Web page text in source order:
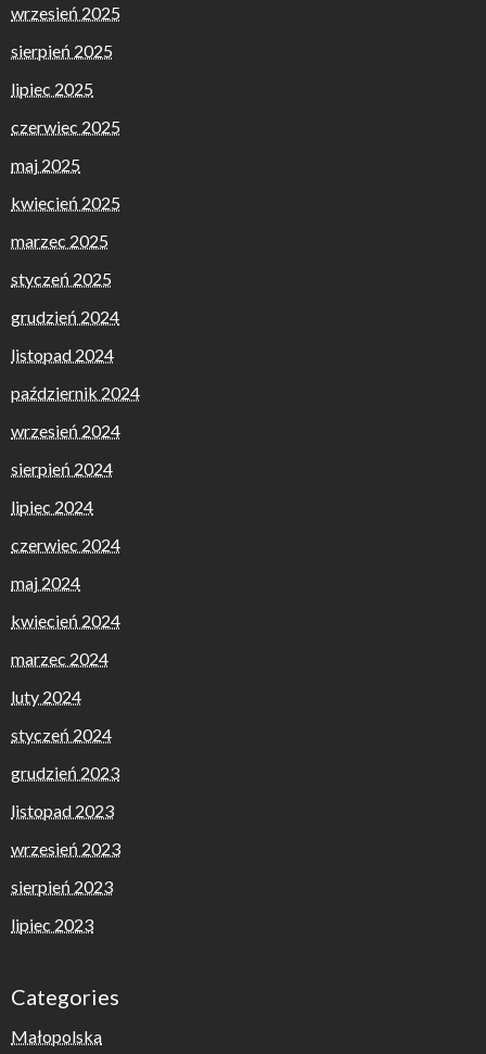
wrzesień 2025
sierpień 2025
lipiec 2025
czerwiec 2025
maj 2025
kwiecień 2025
marzec 2025
styczeń 2025
grudzień 2024
listopad 2024
październik 2024
wrzesień 2024
sierpień 2024
lipiec 2024
czerwiec 2024
maj 2024
kwiecień 2024
marzec 2024
luty 2024
styczeń 2024
grudzień 2023
listopad 2023
wrzesień 2023
sierpień 2023
lipiec 2023
Categories
Małopolska